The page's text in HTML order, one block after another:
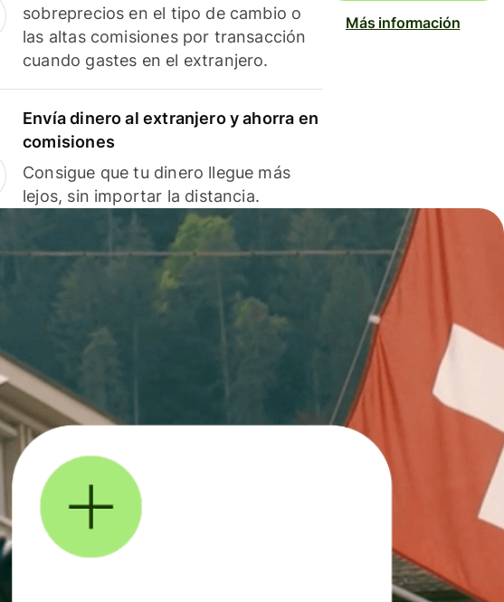
sobreprecios en el tipo de cambio o
las altas comisiones por transacción
cuando gastes en el extranjero.
Envía dinero al extranjero y ahorra en
comisiones
Consigue que tu dinero llegue más
lejos, sin importar la distancia.
Más información